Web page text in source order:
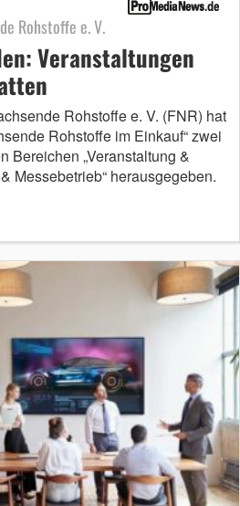
Rohstoffe e. V.
Veranstaltungen
Rohstoffe e. V. (FNR) hat
Rohstoffe im Einkauf“ zwei
Bereichen „Veranstaltung &
Messebetrieb“ herausgegeben.